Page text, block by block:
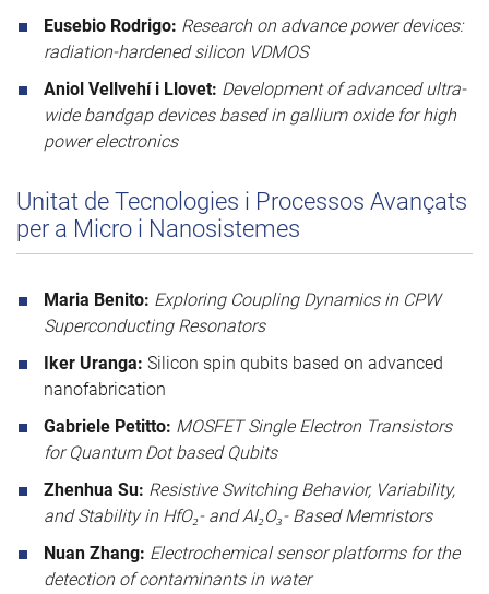
Eusebio Rodrigo: Research on advance power devices:
radiation-hardened silicon VDMOS
Aniol Vellvehí i Llovet: Development of advanced ultra-
wide bandgap devices based in gallium oxide for high
power electronics
Unitat de Tecnologies i Processos Avançats
per a Micro i Nanosistemes
Maria Benito: Exploring Coupling Dynamics in CPW
Superconducting Resonators
Iker Uranga: Silicon spin qubits based on advanced
nanofabrication
Gabriele Petitto: MOSFET Single Electron Transistors
for Quantum Dot based Qubits
Zhenhua Su: Resistive Switching Behavior, Variability,
and Stability in HfO₂- and Al₂O₃- Based Memristors
Nuan Zhang: Electrochemical sensor platforms for the
detection of contaminants in water